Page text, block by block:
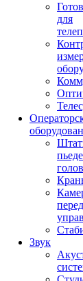
для
Звук